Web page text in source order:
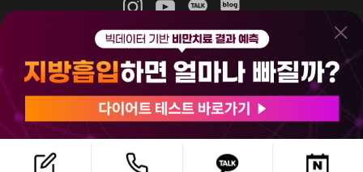
365mc 병·의원 이용약관
홈페이지 이용약관
비급여진료수가
(주)365mcㅣ서울특별시 서초구 서초대로52길 7, 3~4층(서초동, 제일빌딩)
120-87-04354ㅣ김남철
COPYRIGHT(C) 2025 365mc. ALL RIGHTS RESERVED.